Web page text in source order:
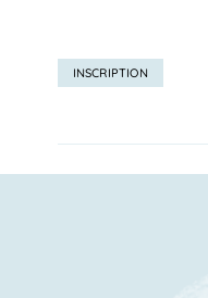
INSCRIPTION